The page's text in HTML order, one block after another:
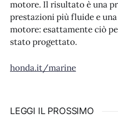
motore. Il risultato è una
prestazioni più fluide e
motore: esattamente ciò
stato progettato.
honda.it/marine
LEGGI IL PROSSIMO